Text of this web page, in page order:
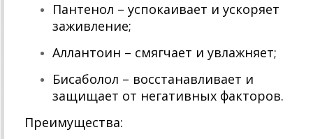
Пантенол – успокаивает и ускоряет
заживление;
Аллантоин – смягчает и увлажняет;
Бисаболол – восстанавливает и
защищает от негативных факторов.
Преимущества: